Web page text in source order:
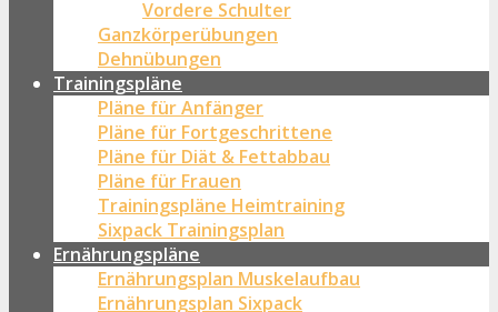
Vordere Schulter
Ganzkörperübungen
Dehnübungen
Trainingspläne
Pläne für Anfänger
Pläne für Fortgeschrittene
Pläne für Diät & Fettabbau
Pläne für Frauen
Trainingspläne Heimtraining
Sixpack Trainingsplan
Ernährungspläne
Ernährungsplan Muskelaufbau
Ernährungsplan Sixpack